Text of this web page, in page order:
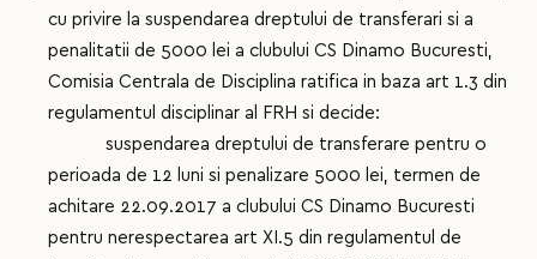
cu privire la suspendarea dreptului de transferari si a
penalitatii de 5000 lei a clubului CS Dinamo Bucuresti,
Comisia Centrala de Disciplina ratifica in baza art 1.3 din
regulamentul disciplinar al FRH si decide:
suspendarea dreptului de transferare pentru o
perioada de 12 luni si penalizare 5000 lei, termen de
achitare 22.09.2017 a clubului CS Dinamo Bucuresti
pentru nerespectarea art XI.5 din regulamentul de